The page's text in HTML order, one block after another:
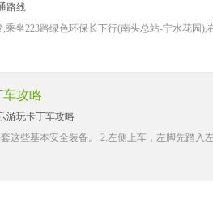
路线
乘坐223路绿色环保长下行(南头总站-宁水花园
攻略
游玩卡丁车攻略
这些基本安全装备。 2.左侧上车，左脚先踏